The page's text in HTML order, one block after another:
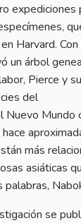
Harvard.
un árbol
Pierce y
del
Nuevo Mundo
más
asiáticas
se